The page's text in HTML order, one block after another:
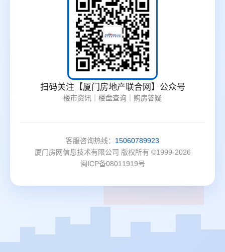
扫码关注【厦门房地产联合网】公众号
楼市资讯｜楼盘查询｜购房答疑
客服咨询热线： 15060789923
厦门房网信息技术有限公司 版权所有 ©1999-2026
闽ICP备08011919号